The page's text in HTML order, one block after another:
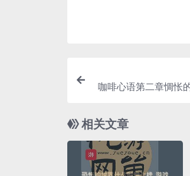
咖啡心语第二章惆怅
相关文章